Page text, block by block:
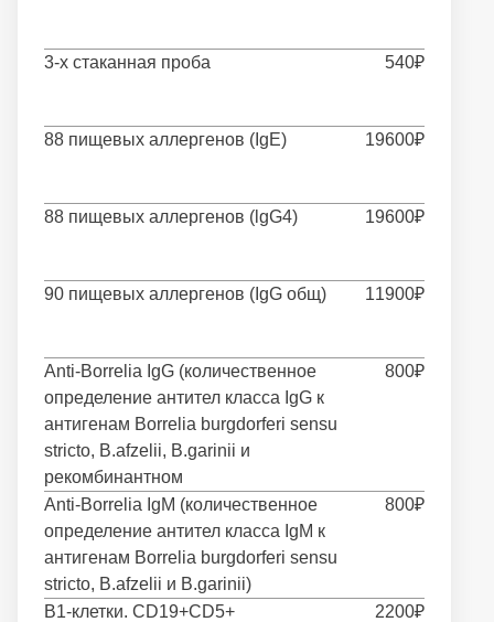
3-х стаканная проба 540₽
88 пищевых аллергенов (IgE) 19600₽
88 пищевых аллергенов (lgG4) 19600₽
90 пищевых аллергенов (IgG общ) 11900₽
Anti-Borrelia IgG (количественное
определение антител класса IgG к
антигенам Borrelia burgdorferi sensu
stricto, B.afzelii, B.garinii и
рекомбинантном
800₽
Anti-Borrelia IgM (количественное
определение антител класса IgM к
антигенам Borrelia burgdorferi sensu
stricto, B.afzelii и B.garinii)
800₽
B1-клетки. CD19+CD5+ 2200₽